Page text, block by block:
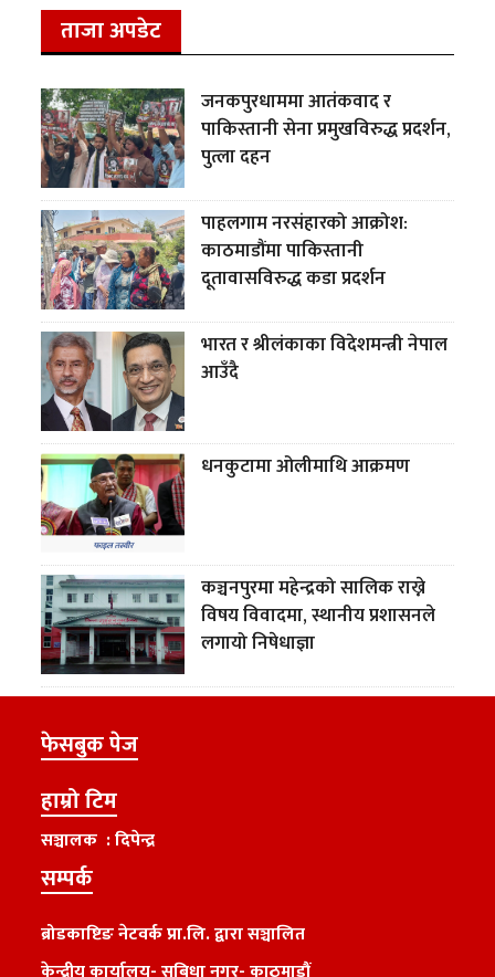
ताजा अपडेट
जनकपुरधाममा आतंकवाद र
पाकिस्तानी सेना प्रमुखविरुद्ध प्रदर्शन,
पुत्ला दहन
पाहलगाम नरसंहारको आक्रोश:
काठमाडौंमा पाकिस्तानी
दूतावासविरुद्ध कडा प्रदर्शन
भारत र श्रीलंकाका विदेशमन्त्री नेपाल
आउँदै
धनकुटामा ओलीमाथि आक्रमण
कञ्चनपुरमा महेन्द्रको सालिक राख्ने
विषय विवादमा, स्थानीय प्रशासनले
लगायो निषेधाज्ञा
फेसबुक पेज
हाम्रो टिम
सञ्चालक : दिपेन्द्र
सम्पर्क
ब्रोडकाष्टिङ नेटवर्क प्रा.लि. द्वारा सञ्चालित